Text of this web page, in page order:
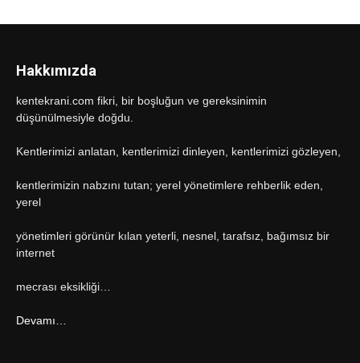
Hakkımızda
kentekrani.com fikri, bir boşluğun ve gereksinimin
düşünülmesiyle doğdu.
Kentlerimizi anlatan, kentlerimizi dinleyen, kentlerimizi gözleyen,
kentlerimizin nabzını tutan; yerel yönetimlere rehberlik eden,
yerel
yönetimleri görünür kılan yeterli, nesnel, tarafsız, bağımsız bir
internet
mecrası eksikliği…
Devamı…